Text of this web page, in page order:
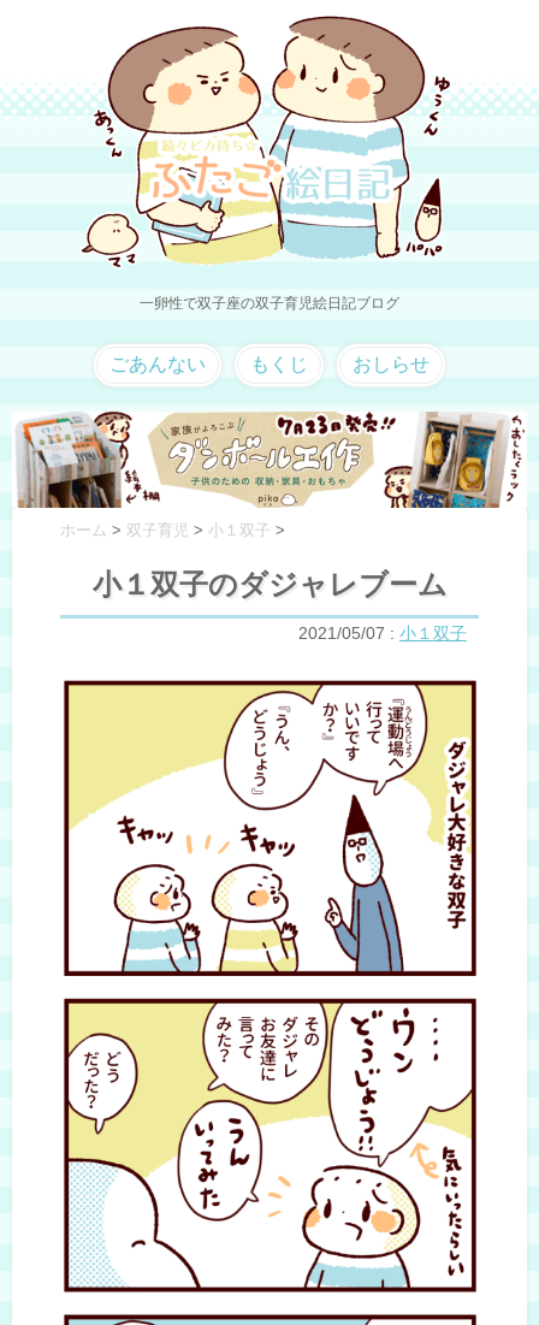
一卵性で双子座の双子育児絵日記ブログ
ごあんない もくじ おしらせ
ホーム > 双子育児 > 小１双子 >
小１双子のダジャレブーム
2021/05/07 : 小１双子